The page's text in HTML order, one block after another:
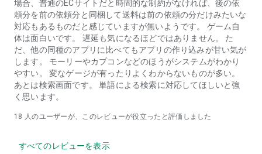
場合、普通のECサイトだと時間的な制約がなければ、後の依
頼分を前の依頼分と同梱して送料は前の依頼の分だけみたいな
対応もあるものだと感じていますが無いようです。 ゲーム自
体は面白いです。 遅延も気になるほどではありません。 た
だ、他の同種のアプリに比べてもアプリの作り込みが甘い気が
します。 モーリーやカプコンなどのほうがシステムがわかり
やすい。 変なゲージが有ったりよくわからないものが多い。
あとは検索画面です。 単語による検索に対応してほしいと強
く思います。
18 人のユーザーが、このレビューが役立ったと評価しました
すべてのレビューを表示